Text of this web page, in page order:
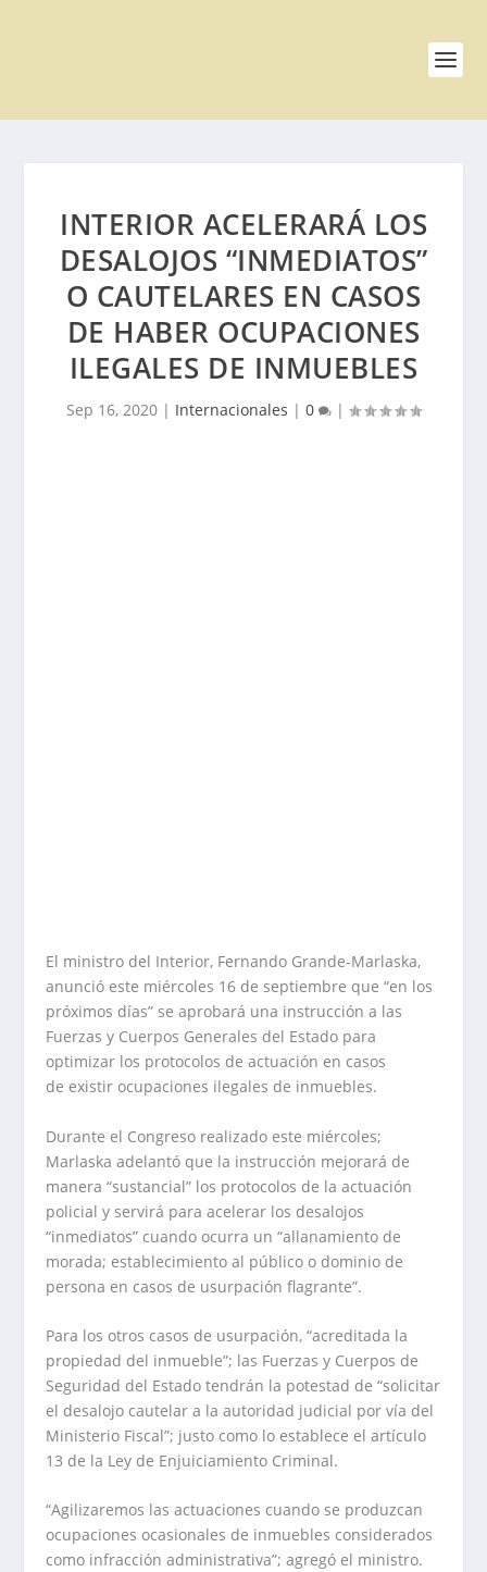
INTERIOR ACELERARÁ LOS
DESALOJOS “INMEDIATOS”
O CAUTELARES EN CASOS
DE HABER OCUPACIONES
ILEGALES DE INMUEBLES
Sep 16, 2020 | Internacionales | 0 |
El ministro del Interior, Fernando Grande-Marlaska,
anunció este miércoles 16 de septiembre que “en los
próximos días” se aprobará una instrucción a las
Fuerzas y Cuerpos Generales del Estado para
optimizar los protocolos de actuación en casos
de existir ocupaciones ilegales de inmuebles.
Durante el Congreso realizado este miércoles;
Marlaska adelantó que la instrucción mejorará de
manera “sustancial” los protocolos de la actuación
policial y servirá para acelerar los desalojos
“inmediatos” cuando ocurra un “allanamiento de
morada; establecimiento al público o dominio de
persona en casos de usurpación flagrante”.
Para los otros casos de usurpación, “acreditada la
propiedad del inmueble”; las Fuerzas y Cuerpos de
Seguridad del Estado tendrán la potestad de “solicitar
el desalojo cautelar a la autoridad judicial por vía del
Ministerio Fiscal”; justo como lo establece el artículo
13 de la Ley de Enjuiciamiento Criminal.
“Agilizaremos las actuaciones cuando se produzcan
ocupaciones ocasionales de inmuebles considerados
como infracción administrativa”; agregó el ministro.